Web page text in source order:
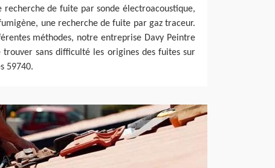
de fuite par sonde électroacoustique,
une recherche de fuite par gaz traceur.
méthodes, notre entreprise Davy Peintre
trouver sans difficulté les origines des fuites sur
59740.